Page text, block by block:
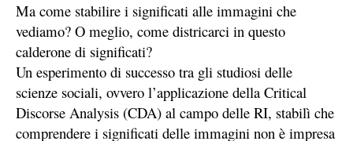
Ma come stabilire i significati alle immagini che
vediamo? O meglio, come districarci in questo
calderone di significati?
Un esperimento di successo tra gli studiosi delle
scienze sociali, ovvero l’applicazione della Critical
Discorse Analysis (CDA) al campo delle RI, stabilì che
comprendere i significati delle immagini non è impresa